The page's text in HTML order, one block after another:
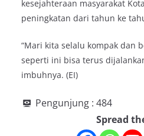
kesejahteraan masyarakat
peningkatan dari tahun ke
“Mari kita selalu kompak dan
seperti ini bisa terus
imbuhnya. (EI)
Pengunjung : 484
Spread